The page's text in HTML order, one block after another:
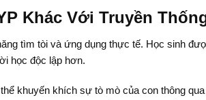
Khác Với Truyền
tìm tòi và ứng dụng thực tế. Học sinh
học độc lập hơn.
khuyến khích sự tò mò của con thông qua